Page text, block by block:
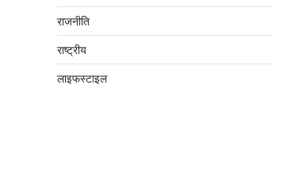
राजनीति
राष्ट्रीय
लाइफस्टाइल